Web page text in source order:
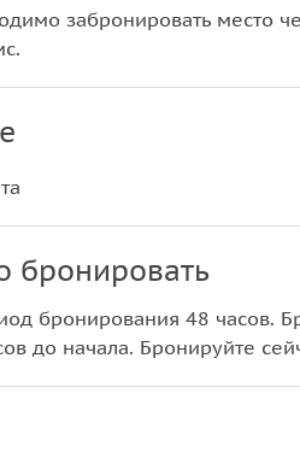
забронировать место
бронировать
бронирования 48 часов.
до начала. Бронируйте